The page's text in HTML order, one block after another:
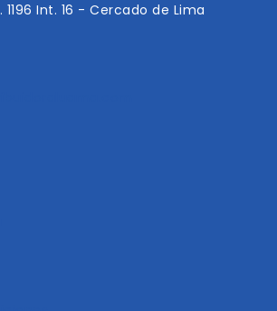
1196 Int. 16 - Cercado de Lima